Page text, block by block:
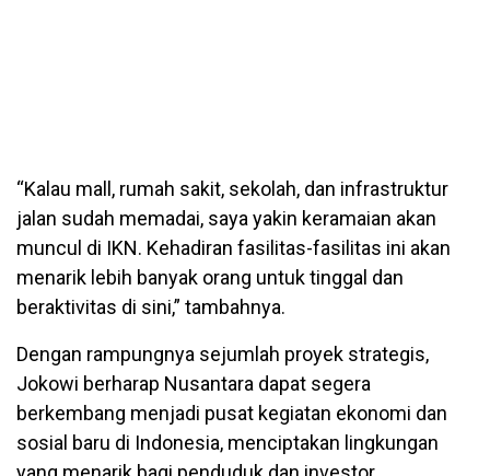
“Kalau mall, rumah sakit, sekolah, dan infrastruktur
jalan sudah memadai, saya yakin keramaian akan
muncul di IKN. Kehadiran fasilitas-fasilitas ini akan
menarik lebih banyak orang untuk tinggal dan
beraktivitas di sini,” tambahnya.
Dengan rampungnya sejumlah proyek strategis,
Jokowi berharap Nusantara dapat segera
berkembang menjadi pusat kegiatan ekonomi dan
sosial baru di Indonesia, menciptakan lingkungan